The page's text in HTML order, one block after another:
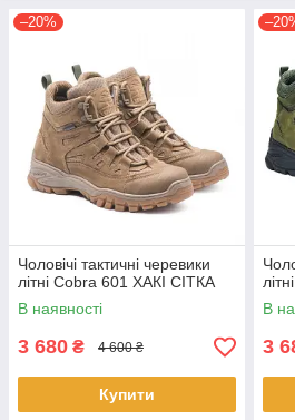
–20%
Чоловічі тактичні черевики
літні Cobra 601 ХАКІ СІТКА
В наявності
3 680 ₴ 4 600 ₴
Купити
В
3